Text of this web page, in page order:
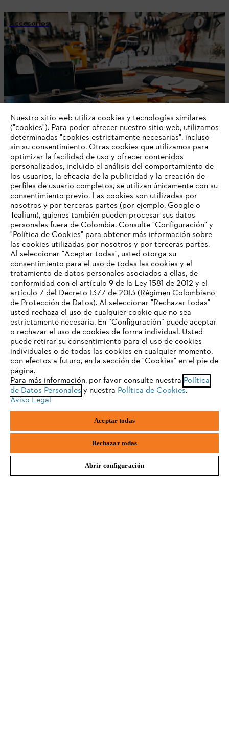
Accesorios
Consumibles
Equipos de Protección Individual / EPI
¡No te pierdas nuestras novedades!
Suscríbete a nuestro newsletter STIHL.
TU NAVEGADOR NO ES
COMPATIBLE
El navegador que estás utilizando no es compatible con
nuestra página web. Para que puedas disfrutar de nuestro
contenido, utiliza uno de los siguientes navegadores:
firefox chrome
safari edge
Nuestro sitio web utiliza cookies y tecnologías similares
("cookies"). Para poder ofrecer nuestro sitio web, utilizamos
determinadas "cookies estrictamente necesarias", incluso
sin su consentimiento. Otras cookies que utilizamos para
optimizar la facilidad de uso y ofrecer contenidos
personalizados, incluido el análisis del comportamiento de
los usuarios, la eficacia de la publicidad y la creación de
perfiles de usuario completos, se utilizan únicamente con su
consentimiento previo. Las cookies son utilizadas por
nosotros y por terceras partes (por ejemplo, Google o
Tealium), quienes también pueden procesar sus datos
personales fuera de Colombia. Consulte "Configuración" y
"Política de Cookies" para obtener más información sobre
las cookies utilizadas por nosotros y por terceras partes.
Al seleccionar "Aceptar todas", usted otorga su
consentimiento para el uso de todas las cookies y el
tratamiento de datos personales asociados a ellas, de
conformidad con el artículo 9 de la Ley 1581 de 2012 y el
artículo 7 del Decreto 1377 de 2013 (Régimen Colombiano
de Protección de Datos). Al seleccionar "Rechazar todas"
usted rechaza el uso de cualquier cookie que no sea
estrictamente necesaria. En “Configuración” puede aceptar
o rechazar el uso de cookies de forma individual. Usted
puede retirar su consentimiento para el uso de cookies
individuales o de todas las cookies en cualquier momento,
con efectos a futuro, en la sección de "Cookies" en el pie de
página.
Para más información, por favor consulte nuestra Política
de Datos Personales y nuestra Política de Cookies.
Aviso Legal
Aceptar todas
Rechazar todas
Abrir configuración